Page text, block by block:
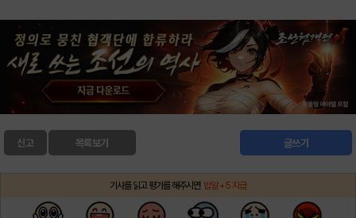
신고 글쓰기
목록보기
기사를 읽고 평가를 해주시면 밥알 +5 지급